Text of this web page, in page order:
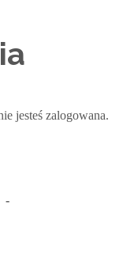
jesteś zalogowana.
-